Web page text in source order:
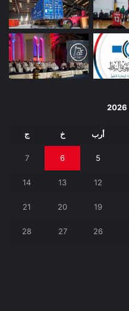
أرب خ ج
5
6
7
12
13
14
19
20
21
26
27
28